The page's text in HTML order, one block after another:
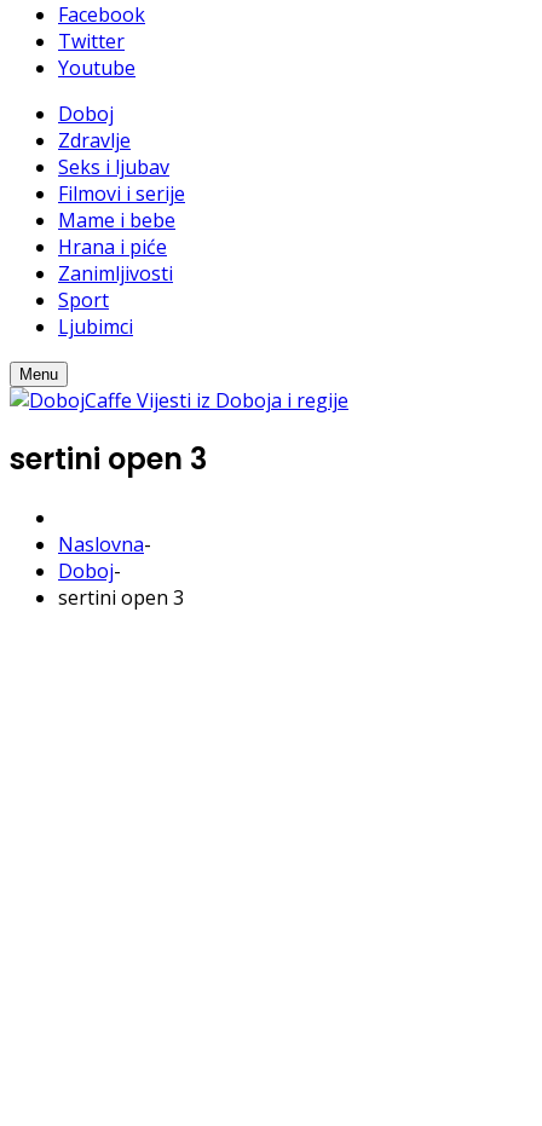
Facebook
Twitter
Youtube
Doboj
Zdravlje
Seks i ljubav
Filmovi i serije
Mame i bebe
Hrana i piće
Zanimljivosti
Sport
Ljubimci
Menu
sertini open 3
Naslovna-
Doboj-
sertini open 3